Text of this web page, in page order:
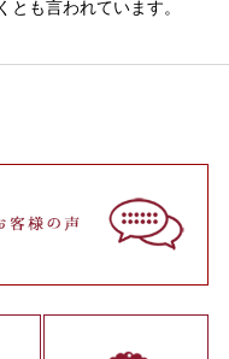
とも言われています。